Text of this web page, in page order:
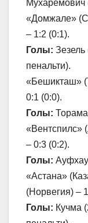
Мухаремович
«Домжале»
– 1:2 (0:1).
Голы:
пенальти).
«Бешикташ»
0:1 (0:0).
Голы:
«Вентспилс»
– 0:3 (0:2).
Голы:
«Астана»
(Норвегия) –
Голы: Кучма